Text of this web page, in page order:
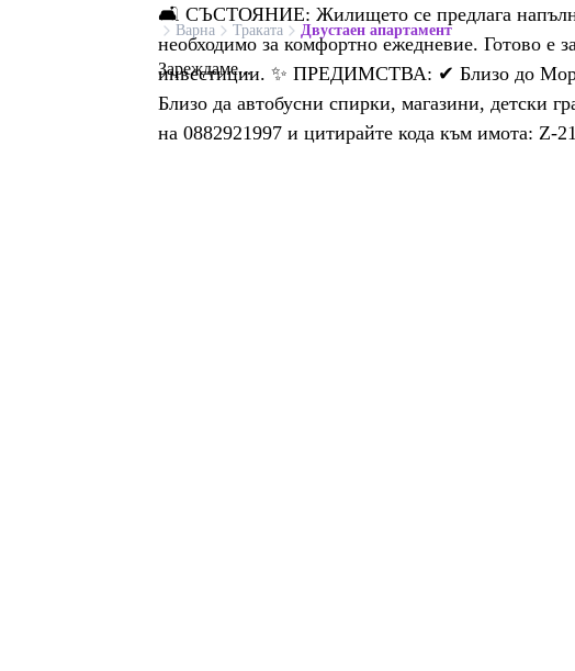
🛋️ СЪСТОЯНИЕ: Жилището се предлага напълно
необходимо за комфортно ежедневие. Готово е
инвестиции. ✨ ПРЕДИМСТВА: ✔ Близо до
Близо да автобусни спирки, магазини, детски
на 0882921997 и цитирайте кода към имота: Z-
Варна Траката Двустаен апартамент
Зареждаме...